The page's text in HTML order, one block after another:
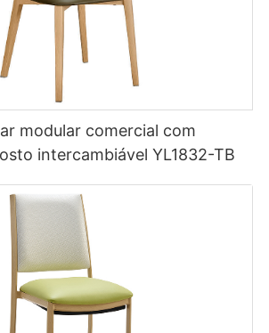
modular comercial com
intercambiável YL1832-TB